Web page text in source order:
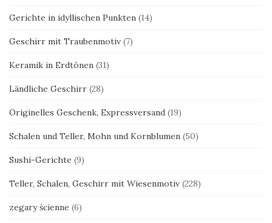
Gerichte in idyllischen Punkten (14)
Geschirr mit Traubenmotiv (7)
Keramik in Erdtönen (31)
Ländliche Geschirr (28)
Originelles Geschenk, Expressversand (19)
Schalen und Teller, Mohn und Kornblumen (50)
Sushi-Gerichte (9)
Teller, Schalen, Geschirr mit Wiesenmotiv (228)
zegary ścienne (6)